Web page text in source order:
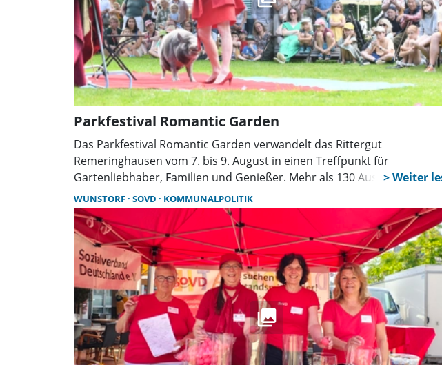
Parkfestival Romantic Garden
Das Parkfestival Romantic Garden verwandelt das Rittergut
Remeringhausen vom 7. bis 9. August in einen Treffpunkt für
Gartenliebhaber, Familien und Genießer. Mehr als 130 Aussteller, Live-
Musik, Parkführungen, Kunsthandwerk und zahlreiche Mitmachaktionen
sorgen für ein abwechslungsreiches Sommerwochenende.
WUNSTORF SOVD KOMMUNALPOLITIK